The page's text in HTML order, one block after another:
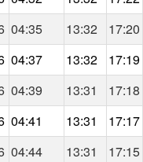
04:35 13:32 17:20
04:37 13:32 17:19
04:39 13:31 17:18
04:41 13:31 17:17
04:44 13:31 17:15